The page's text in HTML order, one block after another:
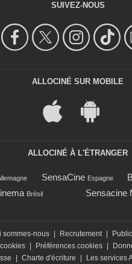
SUIVEZ-NOUS
ALLOCINÉ SUR MOBILE
ALLOCINÉ À L'ÉTRANGER
SensaCine Espagne
Brésil Sensacine
sommes-nous Recrutement
Préférences cookies
Charte d'écriture Les services